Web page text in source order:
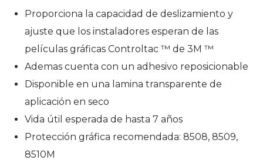
Proporciona la capacidad de deslizamiento y
ajuste que los instaladores esperan de las
películas gráficas Controltac ™ de 3M ™
Ademas cuenta con un adhesivo reposicionable
Disponible en una lamina transparente de
aplicación en seco
Vida útil esperada de hasta 7 años
Protección gráfica recomendada: 8508, 8509,
8510M